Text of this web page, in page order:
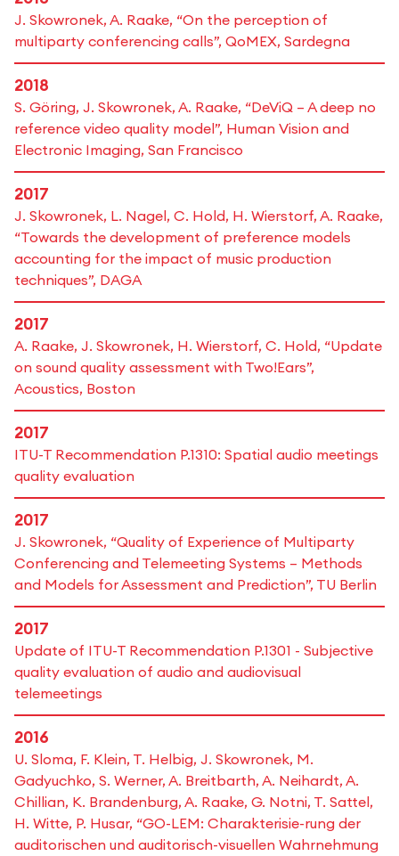
J. Skowronek, A. Raake, “On the perception of
multiparty conferencing calls”, QoMEX, Sardegna
2018
S. Göring, J. Skowronek, A. Raake, “DeViQ – A deep no
reference video quality model”, Human Vision and
Electronic Imaging, San Francisco
2017
J. Skowronek, L. Nagel, C. Hold, H. Wierstorf, A. Raake,
“Towards the development of preference models
accounting for the impact of music production
techniques”, DAGA
2017
A. Raake, J. Skowronek, H. Wierstorf, C. Hold, “Update
on sound quality assessment with Two!Ears”,
Acoustics, Boston
2017
ITU-T Recommendation P.1310: Spatial audio meetings
quality evaluation
2017
J. Skowronek, “Quality of Experience of Multiparty
Conferencing and Telemeeting Systems – Methods
and Models for Assessment and Prediction”, TU Berlin
2017
Update of ITU-T Recommendation P.1301 - Subjective
quality evaluation of audio and audiovisual
telemeetings
2016
U. Sloma, F. Klein, T. Helbig, J. Skowronek, M.
Gadyuchko, S. Werner, A. Breitbarth, A. Neihardt, A.
Chillian, K. Brandenburg, A. Raake, G. Notni, T. Sattel,
H. Witte, P. Husar, “GO-LEM: Charakterisie-rung der
auditorischen und auditorisch-visuellen Wahrnehmung